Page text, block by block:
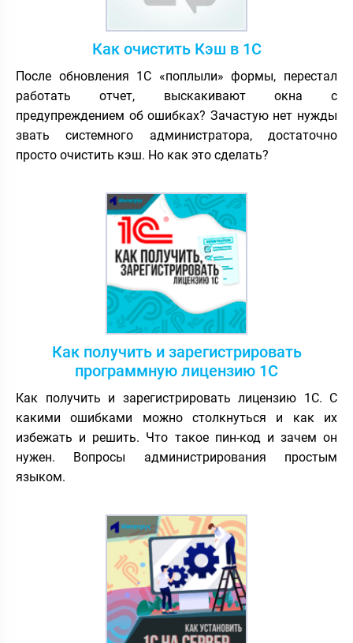
Как очистить Кэш в 1С
После обновления 1С «поплыли» формы, перестал
работать отчет, выскакивают окна с
предупреждением об ошибках? Зачастую нет нужды
звать системного администратора, достаточно
просто очистить кэш. Но как это сделать?
Как получить и зарегистрировать
программную лицензию 1С
Как получить и зарегистрировать лицензию 1С. С
какими ошибками можно столкнуться и как их
избежать и решить. Что такое пин-код и зачем он
нужен. Вопросы администрирования простым
языком.